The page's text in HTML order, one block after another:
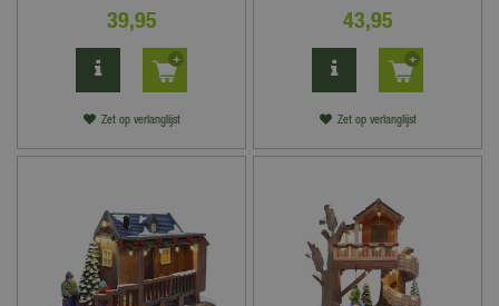
39,95
Zet op verlanglijst
43,95
Zet op verlanglijst